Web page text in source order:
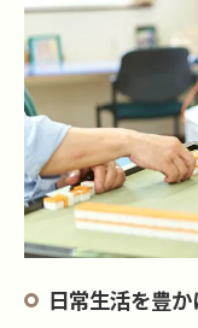
日常生活を豊